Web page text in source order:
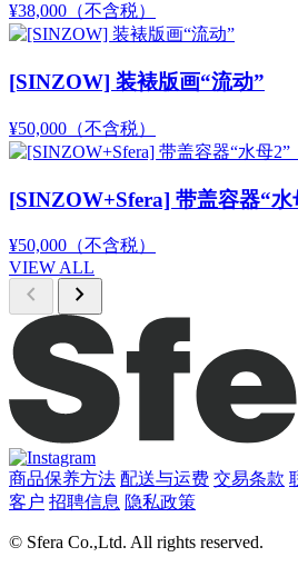
¥38,000 （不含税）
[SINZOW] 装裱版画“流动”
¥50,000 （不含税）
[SINZOW+Sfera] 带盖容器“水
¥50,000 （不含税）
VIEW ALL
chevron_left chevron_right
商品保养方法 配送与运费 交易条款
客户 招聘信息 隐私政策
© Sfera Co.,Ltd. All rights reserved.